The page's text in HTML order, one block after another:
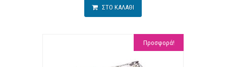
ΣΤΟ ΚΑΛΑΘΙ
Προσφορά!